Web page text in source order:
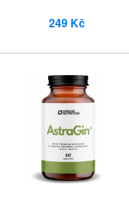
249 Kč